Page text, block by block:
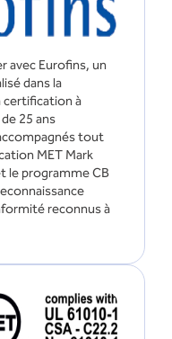
avec Eurofins, un
dans la
à
25 ans
tout
MET Mark
le programme CB
reconnus à